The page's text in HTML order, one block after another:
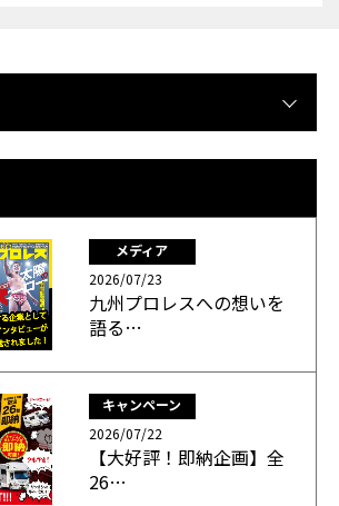
メディア
2026/07/23
九州プロレスへの想いを
語る…
キャンペーン
2026/07/22
【大好評！即納企画】全
26…